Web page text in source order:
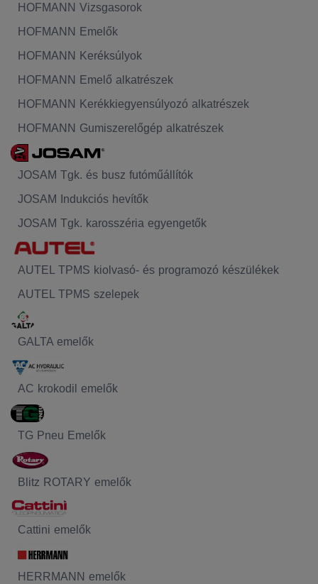
HOFMANN Vizsgasorok
HOFMANN Emelők
HOFMANN Keréksúlyok
HOFMANN Emelő alkatrészek
HOFMANN Kerékkiegyensúlyozó alkatrészek
HOFMANN Gumiszerelőgép alkatrészek
JOSAM Tgk. és busz futóműállítók
JOSAM Indukciós hevítők
JOSAM Tgk. karosszéria egyengetők
AUTEL TPMS kiolvasó- és programozó készülékek
AUTEL TPMS szelepek
GALTA emelők
AC krokodil emelők
TG Pneu Emelők
Blitz ROTARY emelők
Cattini emelők
HERRMANN emelők